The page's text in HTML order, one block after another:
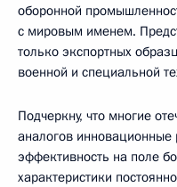
оборонной
с мировым именем.
только экспортных
военной и специальной
Подчеркну, что многие
аналогов
эффективность на поле
характеристики